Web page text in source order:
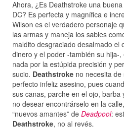
Ahora, ¿Es Deathstroke una
DC? Es perfecta y magnífica e
Wilson es el verdadero personaje
las armas y maneja los sables
maldito desgraciado desalmado el
dinero y el poder -también su hija-
nada por la estúpida precisión y
sucio. Deathstroke no necesita
perfecto infeliz asesino, pues
sus canas, parche en el ojo, barba
no desear encontrárselo en la
“nuevos amantes” de Deadpool:
Deathstroke, no al revés.